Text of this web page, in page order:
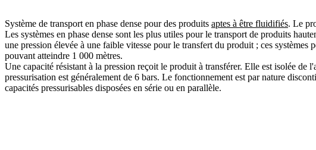
Système de transport en phase dense pour des produits aptes à être fluidifiés. Le
Les systèmes en phase dense sont les plus utiles pour le transport de produits
une pression élevée à une faible vitesse pour le transfert du produit ; ces
pouvant atteindre 1 000 mètres.
Une capacité résistant à la pression reçoit le produit à transférer. Elle est isolée
pressurisation est généralement de 6 bars. Le fonctionnement est par nature
capacités pressurisables disposées en série ou en parallèle.